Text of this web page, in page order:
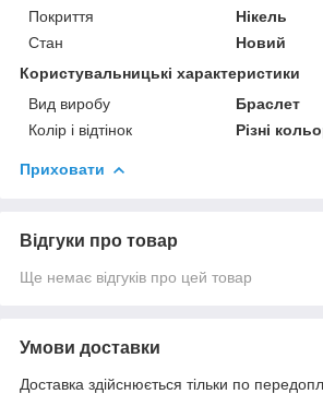
Покриття
Нікель
Стан
Новий
Користувальницькі характеристики
Вид виробу
Браслет
Колір і відтінок
Різні
Приховати
Відгуки про товар
Ще немає відгуків про цей товар
Умови доставки
Доставка здійснюється тільки по